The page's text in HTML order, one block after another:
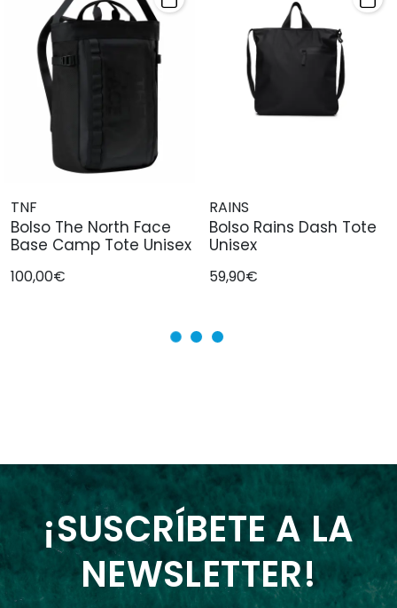
TNF
Bolso The North Face
Base Camp Tote Unisex
100,00€
RAINS
Bolso Rains Dash Tote
Unisex
59,90€
¡SUSCRÍBETE A LA
NEWSLETTER!